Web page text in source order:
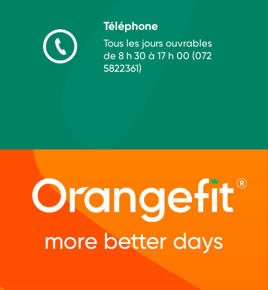
Téléphone
Tous les jours ouvrables
de 8 h 30 à 17 h 00 (072
5822361)
more better days